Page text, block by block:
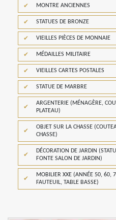
MONTRE ANCIENNES
STATUES DE BRONZE
VIEILLES PIÈCES DE MONNAIE
MÉDAILLES MILITAIRE
VIEILLES CARTES POSTALES
STATUE DE MARBRE
ARGENTERIE (MÉNAGÈRE,
PLATEAU)
OBJET SUR LA CHASSE
CHASSE)
DÉCORATION DE JARDIN
FONTE SALON DE JARDIN)
MOBILIER XXE (ANNÉE 50, 60,
FAUTEUIL, TABLE BASSE)